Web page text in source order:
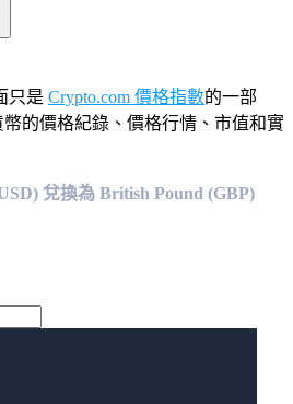
只是 Crypto.com 價格指數的一部
的價格紀錄、價格行情、市值和實
兌換為 British Pound (GBP)